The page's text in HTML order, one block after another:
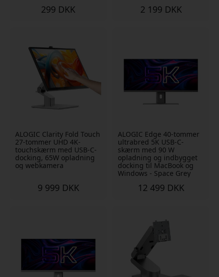
299 DKK 2 199 DKK
ALOGIC Clarity Fold Touch
27-tommer UHD 4K-
touchskærm med USB-C-
docking, 65W opladning
og webkamera
9 999 DKK
ALOGIC Edge 40-tommer
ultrabred 5K USB-C-
skærm med 90 W
opladning og indbygget
docking til MacBook og
Windows - Space Grey
12 499 DKK